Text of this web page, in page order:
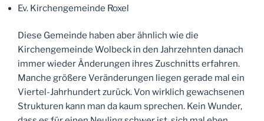
Ev. Kirchengemeinde Roxel
Diese Gemeinde haben aber ähnlich wie die
Kirchengemeinde Wolbeck in den Jahrzehnten danach
immer wieder Änderungen ihres Zuschnitts erfahren.
Manche größere Veränderungen liegen gerade mal ein
Viertel-Jahrhundert zurück. Von wirklich gewachsenen
Strukturen kann man da kaum sprechen. Kein Wunder,